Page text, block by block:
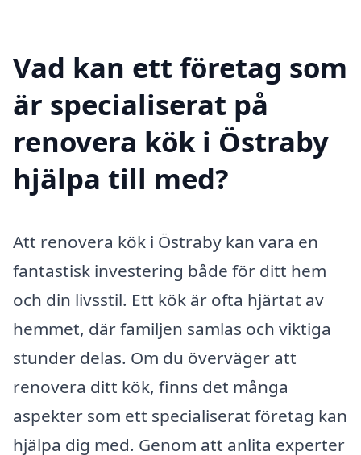
Vad kan ett företag som
är specialiserat på
renovera kök i Östraby
hjälpa till med?
Att renovera kök i Östraby kan vara en
fantastisk investering både för ditt hem
och din livsstil. Ett kök är ofta hjärtat av
hemmet, där familjen samlas och viktiga
stunder delas. Om du överväger att
renovera ditt kök, finns det många
aspekter som ett specialiserat företag kan
hjälpa dig med. Genom att anlita experter